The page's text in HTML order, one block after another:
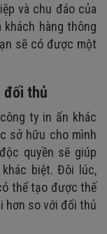
và chu đáo của
hàng thông
sẽ có được một
đối thủ
ty in ấn khác
sở hữu cho mình
quyền sẽ giúp
biệt. Đôi lúc,
thể tạo được thế
hơn so với đối thủ